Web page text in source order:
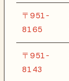
〒951-
8165
〒951-
8143